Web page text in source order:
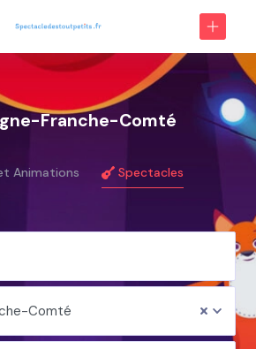
Franche-Comté
Animations Spectacles
Comté